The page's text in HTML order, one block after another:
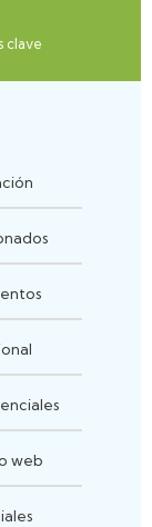
clave
web